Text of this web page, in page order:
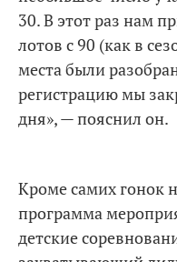
30. В этот раз нам
лотов с 90 (как в
места были
регистрацию мы
дня», — пояснил он.
Кроме самих гонок
программа
детские